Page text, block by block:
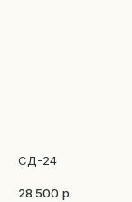
СД-24
28 500 р.